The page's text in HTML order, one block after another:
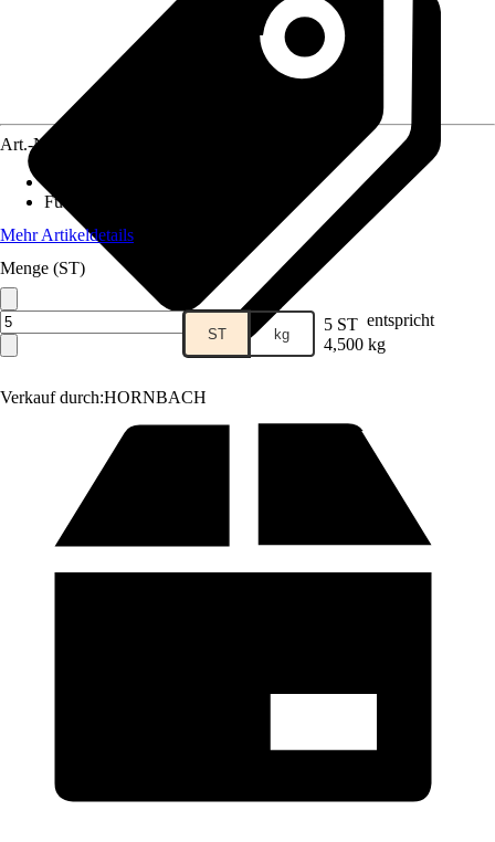
Verkauf durch:HORNBACH
Art.-Nr.
Futtermittelart
Mehr Artikeldetails
Menge (ST)
ST kg 5 ST entspricht
4,500 kg